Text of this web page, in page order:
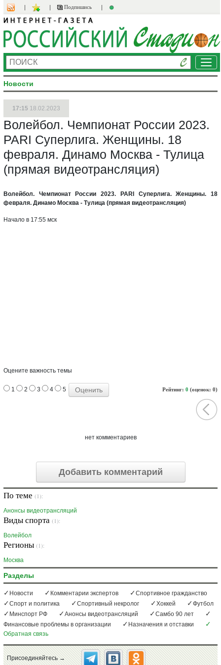
Подпишись
Новости
17:15 18.02.2023
Волейбол. Чемпионат России 2023.
PARI Суперлига. Женщины. 18
февраля. Динамо Москва - Тулица
(прямая видеотрансляция)
Волейбол. Чемпионат России 2023. PARI Суперлига. Женщины. 18
февраля. Динамо Москва - Тулица (прямая видеотрансляция)
Начало в 17:55 мск
Оцените важность темы
Рейтинг: 0 (оценок: 0)
1 2 3 4 5
нет комментариев
Добавить комментарий
По теме (1):
Анонсы видеотрансляций
Виды спорта (1):
Волейбол
Регионы (1):
Москва
Разделы
Новости Комментарии экспертов
Спортивное гражданство
Спорт и политика
Спортивный некролог Хоккей
Футбол
Минспорт РФ
Анонсы видеотрансляций
Самбо 90 лет
Финансовые проблемы в организации
Назначения и отставки
Обратная связь
Присоединяйтесь →